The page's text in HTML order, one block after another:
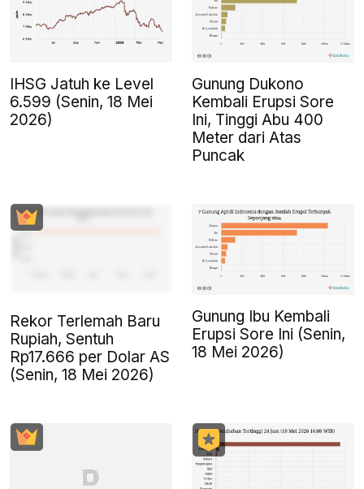
IHSG Jatuh ke Level
6.599 (Senin, 18 Mei
2026)
Gunung Dukono
Kembali Erupsi Sore
Ini, Tinggi Abu 400
Meter dari Atas
Puncak
Rekor Terlemah Baru
Rupiah, Sentuh
Rp17.666 per Dolar AS
(Senin, 18 Mei 2026)
Gunung Ibu Kembali
Erupsi Sore Ini (Senin,
18 Mei 2026)